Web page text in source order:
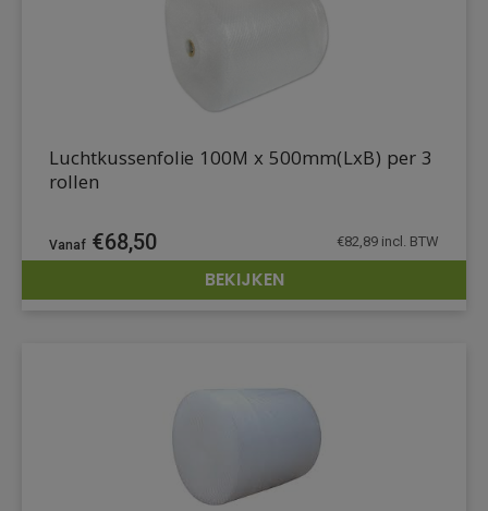
DETAILS
Luchtkussenfolie 100M x 500mm(LxB) per 3
rollen
€68,50 €82,89 incl. BTW
BEKIJKEN